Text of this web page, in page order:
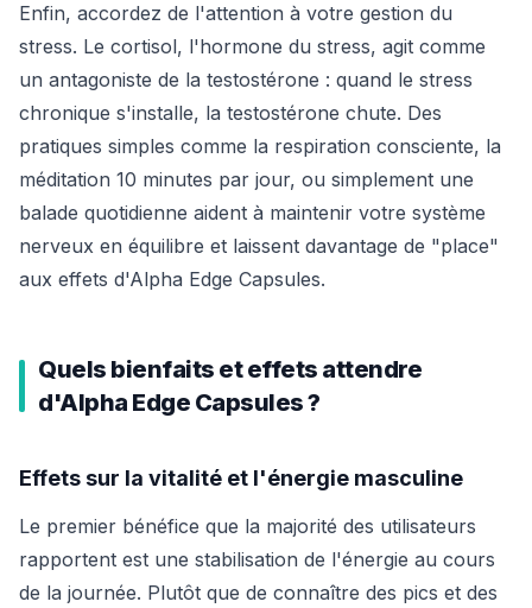
Enfin, accordez de l'attention à votre gestion du
stress. Le cortisol, l'hormone du stress, agit comme
un antagoniste de la testostérone : quand le stress
chronique s'installe, la testostérone chute. Des
pratiques simples comme la respiration consciente, la
méditation 10 minutes par jour, ou simplement une
balade quotidienne aident à maintenir votre système
nerveux en équilibre et laissent davantage de "place"
aux effets d'Alpha Edge Capsules.
Quels bienfaits et effets attendre
d'Alpha Edge Capsules ?
Effets sur la vitalité et l'énergie masculine
Le premier bénéfice que la majorité des utilisateurs
rapportent est une stabilisation de l'énergie au cours
de la journée. Plutôt que de connaître des pics et des